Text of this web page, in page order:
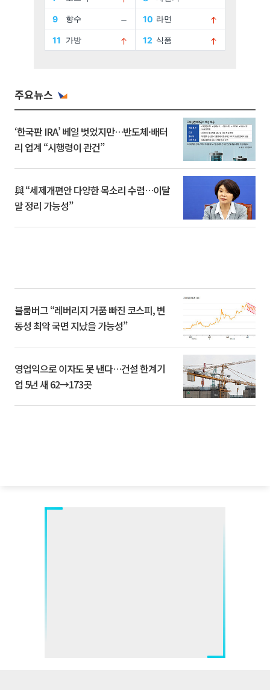
주요뉴스
‘한국판 IRA’ 베일 벗었지만…반도체·배터
리 업계 “시행령이 관건”
與 “세제개편안 다양한 목소리 수렴…이달
말 정리 가능성”
블룸버그 “레버리지 거품 빠진 코스피, 변
동성 최악 국면 지났을 가능성”
영업익으로 이자도 못 낸다…건설 한계기
업 5년 새 62→173곳